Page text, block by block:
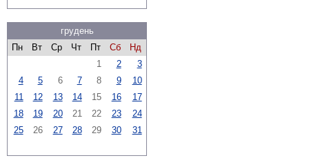
грудень
Пн
Вт Ср Чт Пт Сб
Нд
1
2
3
4
5 6 7 8 9
10
11
12 13 14 15 16
17
18
19 20 21 22 23
24
25
26 27 28 29 30 31